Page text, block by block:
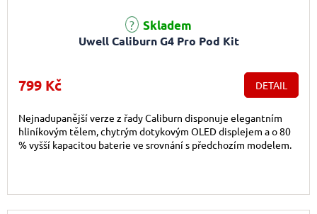
Uwell Caliburn G4 Pro Pod Kit
Skladem
799 Kč DETAIL
Nejnadupanější verze z řady Caliburn disponuje elegantním
hliníkovým tělem, chytrým dotykovým OLED displejem a o 80
% vyšší kapacitou baterie ve srovnání s předchozím modelem.